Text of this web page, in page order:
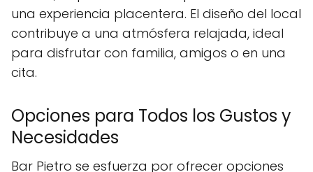
una experiencia placentera. El diseño del local
contribuye a una atmósfera relajada, ideal
para disfrutar con familia, amigos o en una
cita.
Opciones para Todos los Gustos y
Necesidades
Bar Pietro se esfuerza por ofrecer opciones